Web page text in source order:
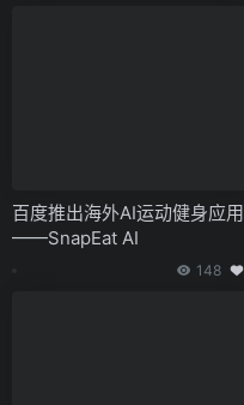
百度推出海外AI运动健身应用
——SnapEat AI
148